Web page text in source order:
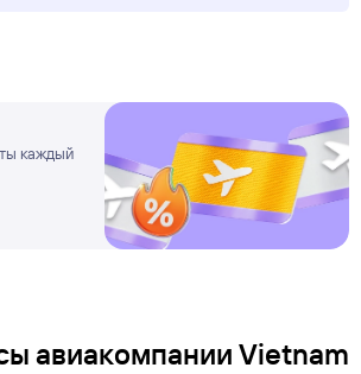
каждый
авиакомпании Vietnam